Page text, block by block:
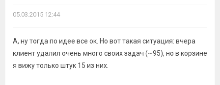
05.03.2015 12:44
А, ну тогда по идее все ок. Но вот такая ситуация: вчера
клиент удалил очень много своих задач (~95), но в корзине
я вижу только штук 15 из них.